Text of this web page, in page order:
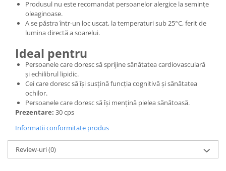
Produsul nu este recomandat persoanelor alergice la semințe
oleaginoase.
A se păstra într-un loc uscat, la temperaturi sub 25°C, ferit de
lumina directă a soarelui.
Ideal pentru
Persoanele care doresc să sprijine sănătatea cardiovasculară
și echilibrul lipidic.
Cei care doresc să își susțină funcția cognitivă și sănătatea
ochilor.
Persoanele care doresc să își mențină pielea sănătoasă.
Prezentare: 30 cps
Informatii conformitate produs
Review-uri(0)